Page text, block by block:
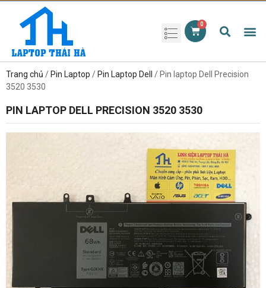
Trang chủ / Pin Laptop / Pin Laptop Dell
/ Pin laptop Dell Precision
3520 3530
PIN LAPTOP DELL PRECISION 3520 3530